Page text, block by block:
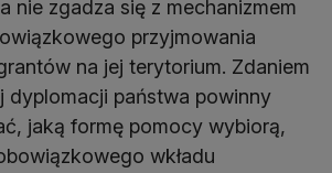
nie zgadza się z mechanizmem
przyjmowania
na jej terytorium. Zdaniem
dyplomacji państwa powinny
jaką formę pomocy wybiorą,
wkładu